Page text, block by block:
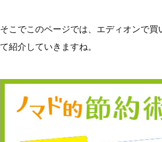
そこでこのページでは、エディオンで
て紹介していきますね。